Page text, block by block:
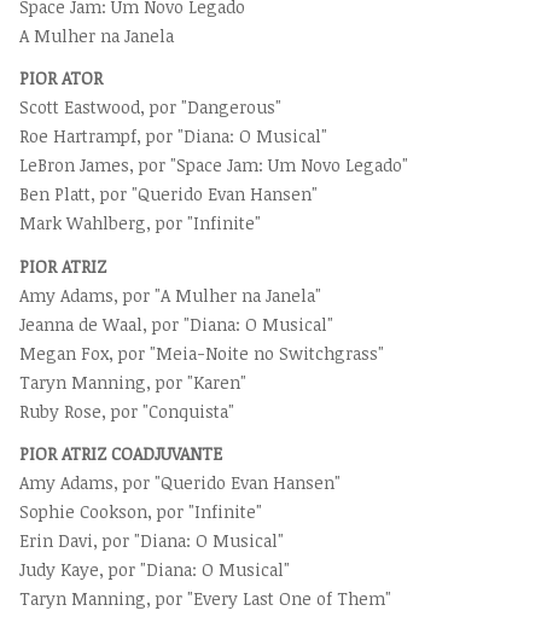
Space Jam: Um Novo Legado
A Mulher na Janela
PIOR ATOR
Scott Eastwood, por "Dangerous"
Roe Hartrampf, por "Diana: O Musical"
LeBron James, por "Space Jam: Um Novo Legado"
Ben Platt, por "Querido Evan Hansen"
Mark Wahlberg, por "Infinite"
PIOR ATRIZ
Amy Adams, por "A Mulher na Janela"
Jeanna de Waal, por "Diana: O Musical"
Megan Fox, por "Meia-Noite no Switchgrass"
Taryn Manning, por "Karen"
Ruby Rose, por "Conquista"
PIOR ATRIZ COADJUVANTE
Amy Adams, por "Querido Evan Hansen"
Sophie Cookson, por "Infinite"
Erin Davi, por "Diana: O Musical"
Judy Kaye, por "Diana: O Musical"
Taryn Manning, por "Every Last One of Them"